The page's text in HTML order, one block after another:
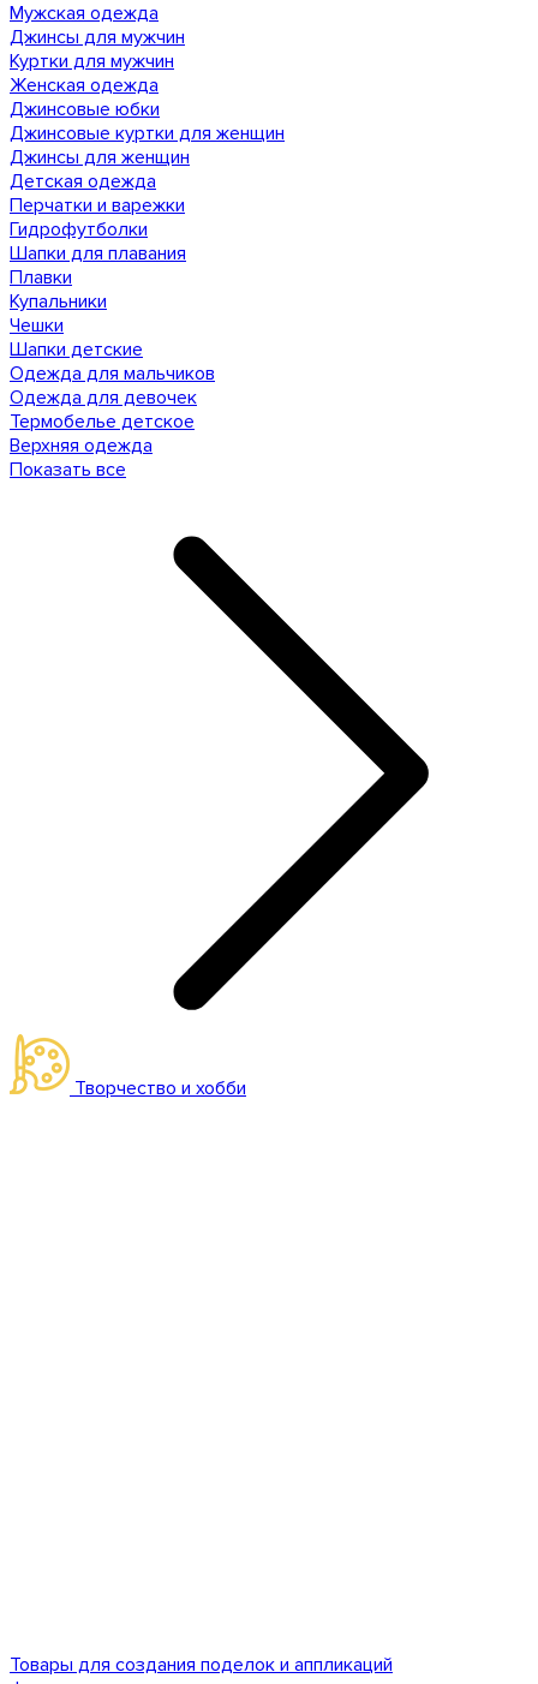
Мужская одежда
Джинсы для мужчин
Куртки для мужчин
Женская одежда
Джинсовые юбки
Джинсовые куртки для женщин
Джинсы для женщин
Детская одежда
Перчатки и варежки
Гидрофутболки
Шапки для плавания
Плавки
Купальники
Чешки
Шапки детские
Одежда для мальчиков
Одежда для девочек
Термобелье детское
Верхняя одежда
Показать все
Творчество и хобби
Товары для создания поделок и аппликаций